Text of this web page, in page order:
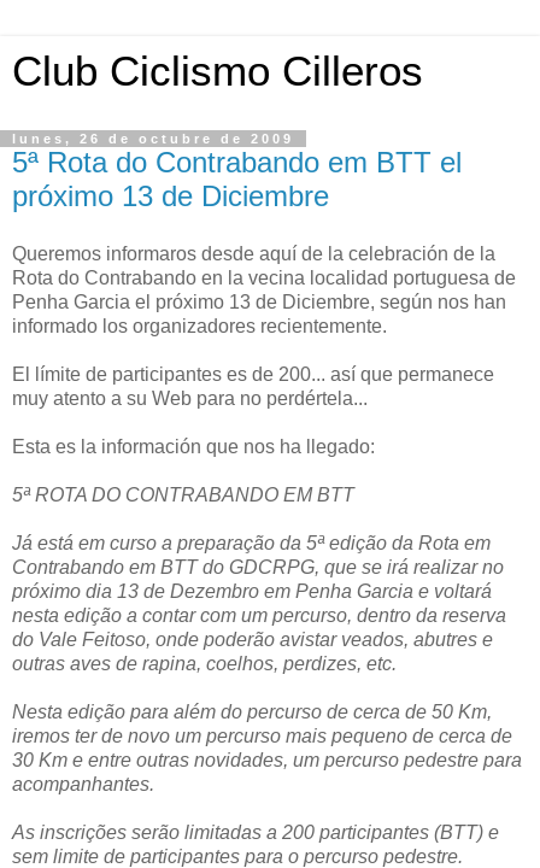
Club Ciclismo Cilleros
lunes, 26 de octubre de 2009
5ª Rota do Contrabando em BTT el
próximo 13 de Diciembre
Queremos informaros desde aquí de la celebración de la
Rota do Contrabando en la vecina localidad portuguesa de
Penha Garcia el próximo 13 de Diciembre, según nos han
informado los organizadores recientemente.
El límite de participantes es de 200... así que permanece
muy atento a su Web para no perdértela...
Esta es la información que nos ha llegado:
5ª ROTA DO CONTRABANDO EM BTT
Já está em curso a preparação da 5ª edição da Rota em
Contrabando em BTT do GDCRPG, que se irá realizar no
próximo dia 13 de Dezembro em Penha Garcia e voltará
nesta edição a contar com um percurso, dentro da reserva
do Vale Feitoso, onde poderão avistar veados, abutres e
outras aves de rapina, coelhos, perdizes, etc.
Nesta edição para além do percurso de cerca de 50 Km,
iremos ter de novo um percurso mais pequeno de cerca de
30 Km e entre outras novidades, um percurso pedestre para
acompanhantes.
As inscrições serão limitadas a 200 participantes (BTT) e
sem limite de participantes para o percurso pedestre.